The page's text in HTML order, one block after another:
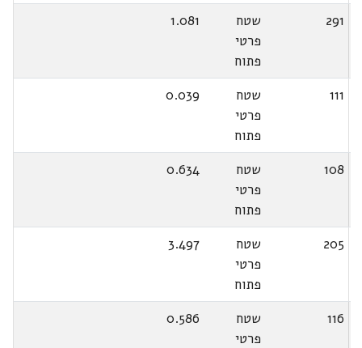
291
שטח
פרטי
פתוח
1.081
111
שטח
פרטי
פתוח
0.039
108
שטח
פרטי
פתוח
0.634
205
שטח
פרטי
פתוח
3.497
116
שטח
פרטי
0.586